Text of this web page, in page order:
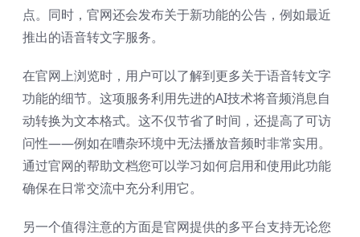
点。同时，官网还会发布关于新功能的公告，例如最近
推出的语音转文字服务。
在官网上浏览时，用户可以了解到更多关于语音转文字
功能的细节。这项服务利用先进的AI技术将音频消息自
动转换为文本格式。这不仅节省了时间，还提高了可访
问性——例如在嘈杂环境中无法播放音频时非常实用。
通过官网的帮助文档您可以学习如何启用和使用此功能
确保在日常交流中充分利用它。
另一个值得注意的方面是官网提供的多平台支持无论您